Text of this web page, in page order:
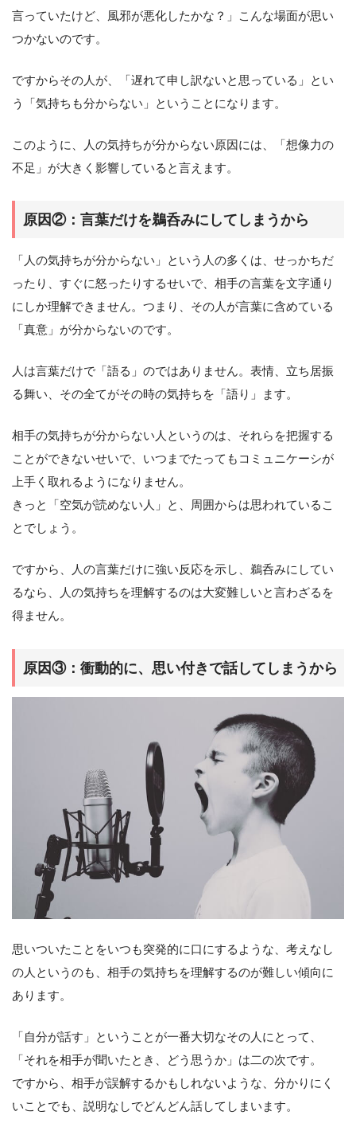
言っていたけど、風邪が悪化したかな？」こんな場面が思い
つかないのです。
ですからその人が、「遅れて申し訳ないと思っている」とい
う「気持ちも分からない」ということになります。
このように、人の気持ちが分からない原因には、「想像力の
不足」が大きく影響していると言えます。
原因②：言葉だけを鵜呑みにしてしまうから
「人の気持ちが分からない」という人の多くは、せっかちだ
ったり、すぐに怒ったりするせいで、相手の言葉を文字通り
にしか理解できません。つまり、その人が言葉に含めている
「真意」が分からないのです。
人は言葉だけで「語る」のではありません。表情、立ち居振
る舞い、その全てがその時の気持ちを「語り」ます。
相手の気持ちが分からない人というのは、それらを把握する
ことができないせいで、いつまでたってもコミュニケーシが
上手く取れるようになりません。
きっと「空気が読めない人」と、周囲からは思われているこ
とでしょう。
ですから、人の言葉だけに強い反応を示し、鵜呑みにしてい
るなら、人の気持ちを理解するのは大変難しいと言わざるを
得ません。
原因③：衝動的に、思い付きで話してしまうから
思いついたことをいつも突発的に口にするような、考えなし
の人というのも、相手の気持ちを理解するのが難しい傾向に
あります。
「自分が話す」ということが一番大切なその人にとって、
「それを相手が聞いたとき、どう思うか」は二の次です。
ですから、相手が誤解するかもしれないような、分かりにく
いことでも、説明なしでどんどん話してしまいます。